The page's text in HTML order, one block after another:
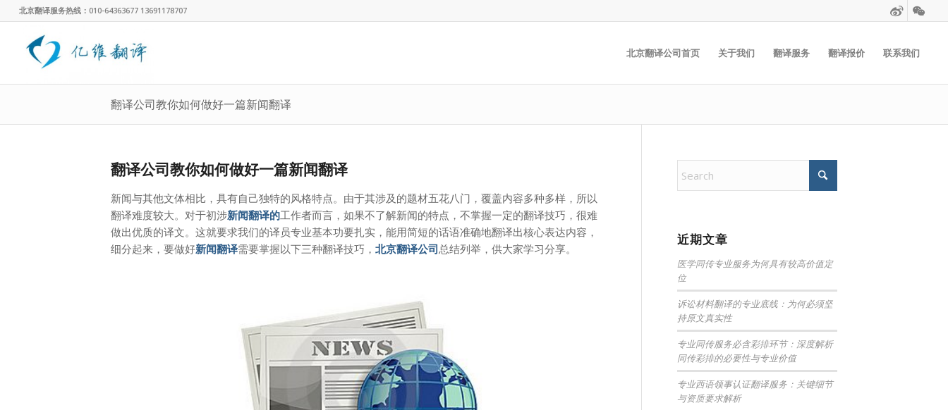
北京翻译服务热线：010-64363677 13691178707
北京翻译公司首页 关于我们 翻译服务 翻译报价 联系我们
翻译公司教你如何做好一篇新闻翻译
翻译公司教你如何做好一篇新闻翻译
新闻与其他文体相比，具有自己独特的风格特点。由于其涉及的题材五花八门，覆盖内容多种多样， 所以
翻译难度较大。对于初涉新闻翻译的工作者而言，如果不了解新闻的特点，不掌握一定的翻译技巧，很难
做出优质的译文。这就要求我们的译员专业基本功要扎实，能用简短的话语准确地翻译出核心表达内容，
细分起来，要做好新闻翻译需要掌握以下三种翻译技巧， 北京翻译公司总结列举，供大家学习分享。
近期文章
医学同传专业服务为何具有较高价值定
位
诉讼材料翻译的专业底线：为何必须坚
持原文真实性
专业同传服务必含彩排环节：深度解析
同传彩排的必要性与专业价值
专业西语领事认证翻译服务：关键细节
与资质要求解析